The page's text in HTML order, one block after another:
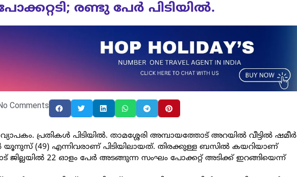
രണ്ടു പേർ പിടിയിൽ.
Comments
പ്രതികൾ പിടിയിൽ. താമശ്ശേരി അമ്പായത്തോട് അറയിൽ വീട്ടിൽ ഷമീർ
യൂനുസ് (49) എന്നിവരാണ് പിടിയിലായത്. തിരക്കുള്ള ബസിൽ കയറിയാണ്
22 ഓളം പേർ അടങ്ങുന്ന സംഘം പോക്കറ്റ് അടിക്ക് ഇറങ്ങിയെന്ന്